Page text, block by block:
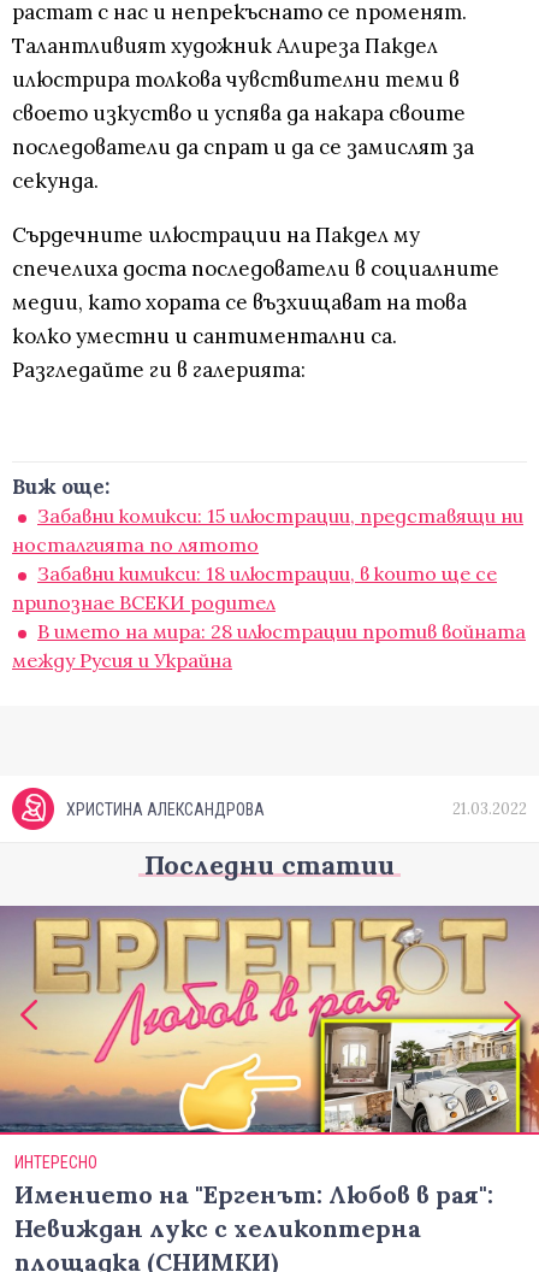
растат с нас и непрекъснато се променят.
Талантливият художник Алиреза Пакдел
илюстрира толкова чувствителни теми в
своето изкуство и успява да накара своите
последователи да спрат и да се замислят за
секунда.
Сърдечните илюстрации на Пакдел му
спечелиха доста последователи в социалните
медии, като хората се възхищават на това
колко уместни и сантиментални са.
Разгледайте ги в галерията:
Виж още:
Забавни комикси: 15 илюстрации, представящи ни
носталгията по лятото
Забавни кимикси: 18 илюстрации, в които ще се
припознае ВСЕКИ родител
В името на мира: 28 илюстрации против войната
между Русия и Украйна
ХРИСТИНА АЛЕКСАНДРОВА 21.03.2022
Последни статии
ИНТЕРЕСНО
Имението на "Ергенът: Любов в рая":
Невиждан лукс с хеликоптерна
площадка (СНИМКИ)